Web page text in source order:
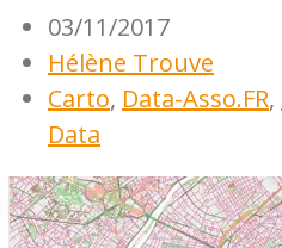
03/11/2017
Hélène Trouve
Carto, Data-Asso.FR,
Data